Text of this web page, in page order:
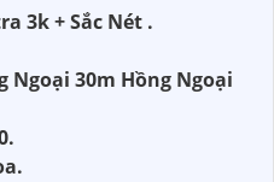
3k + Sắc Nét .
Ngoại 30m Hồng Ngoại